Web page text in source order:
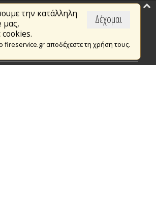
Δέχομαι
την κατάλληλη
μας,
cookies.
fireservice.gr αποδέχεστε τη χρήση τους.
Σώμα